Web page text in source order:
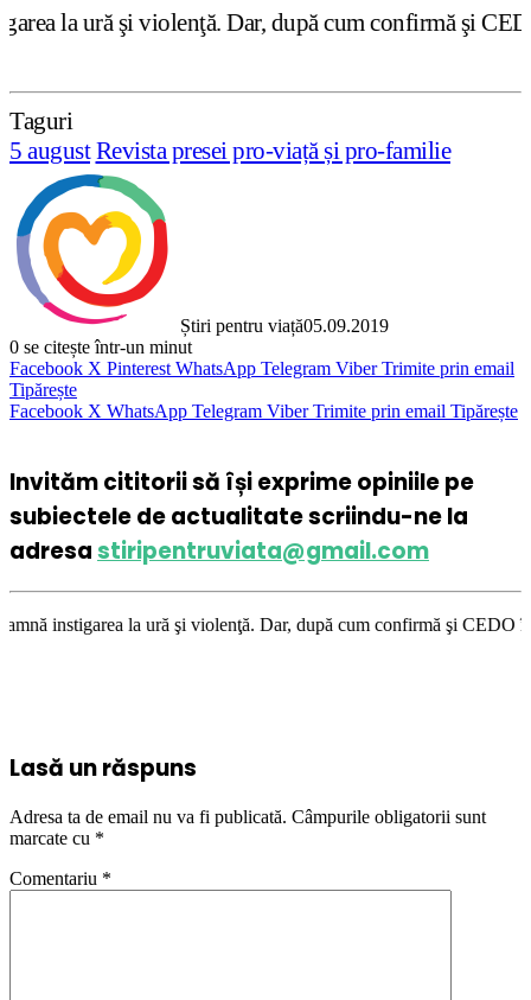
violenţă. Dar, după cum confirmă şi CEDO în
Taguri
5 august Revista presei pro-viață și pro-familie
Știri pentru viață05.09.2019
0 se citește într-un minut
Facebook X Pinterest WhatsApp Telegram Viber Trimite prin email
Tipărește
Facebook X WhatsApp Telegram Viber Trimite prin email Tipărește
Invităm cititorii să își exprime opiniile pe
subiectele de actualitate scriindu-ne la
adresastiripentruviata@gmail.com
la ură şi violenţă. Dar, după cum confirmă şi CEDO în cazul
Lasă un răspuns
Adresa ta de email nu va fi publicată. Câmpurile obligatorii sunt
marcate cu *
Comentariu *